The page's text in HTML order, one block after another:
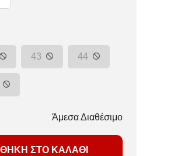
43 44
Άμεσα Διαθέσιμο
ΣΤΟ ΚΑΛΑΘΙ